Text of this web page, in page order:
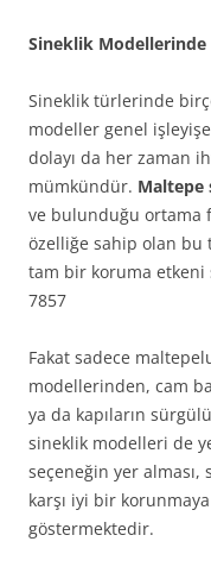
Sineklik Modellerinde
Sineklik türlerinde
modeller genel
dolayı da her zaman
mümkündür. Maltepe
ve bulunduğu ortama
özelliğe sahip olan
tam bir koruma etkeni
7857
Fakat sadece
modellerinden, cam
ya da kapıların
sineklik modelleri de
seçeneğin yer
karşı iyi bir
göstermektedir.